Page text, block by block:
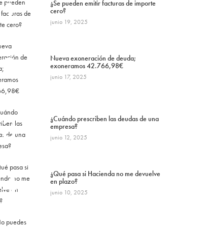
1
¿Se pueden emitir facturas de importe
cero?
junio 19, 2025
2
Nueva exoneración de deuda;
exoneramos 42.766,98€
junio 17, 2025
3
¿Cuándo prescriben las deudas de una
empresa?
junio 12, 2025
4
¿Qué pasa si Hacienda no me devuelve
en plazo?
junio 10, 2025